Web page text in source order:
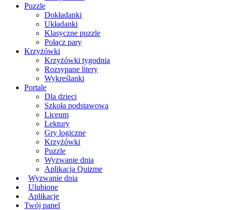
Puzzle
Dokładanki
Układanki
Klasyczne puzzle
Połącz pary
Krzyżówki
Krzyżówki tygodnia
Rozsypane litery
Wykreślanki
Portale
Dla dzieci
Szkoła podstawowa
Liceum
Lektury
Gry logiczne
Krzyżówki
Puzzle
Wyzwanie dnia
Aplikacja Quizme
Wyzwanie dnia
Ulubione
Aplikacje
Twój panel